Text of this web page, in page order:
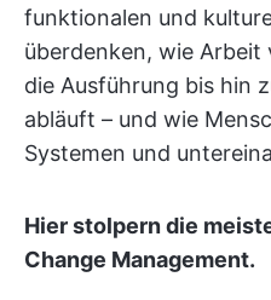
funktionalen und
überdenken, wie
die Ausführung bis hin
abläuft – und wie
Systemen und
Hier stolpern die
Change Management.